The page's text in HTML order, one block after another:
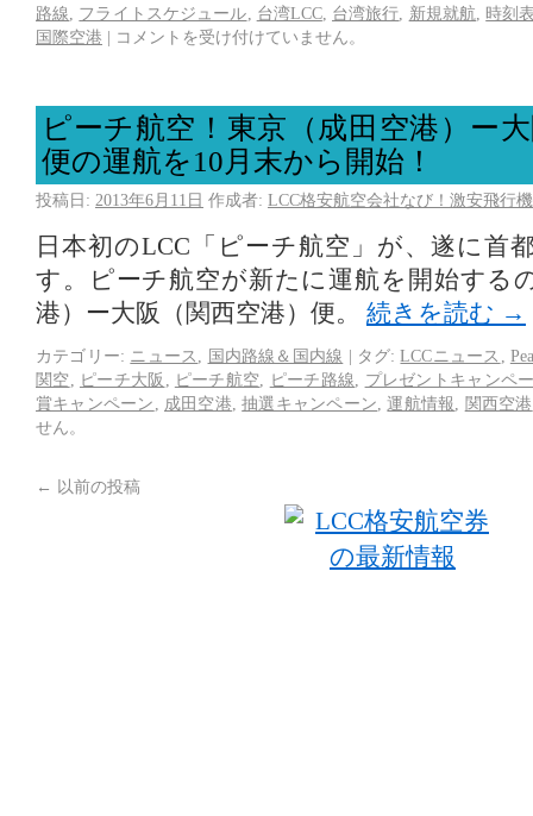
路線
フライトスケジュール 台湾LCC, 台湾旅行 新規就航
時刻
国際空港 | コメントを受け付けていません。
ピーチ航空！東京（成田空港）ー
便の運航を10月末から開始！
投稿日: 2013年6月11日 作成者: LCC格安航空会社なび！激安飛行
日本初のLCC「ピーチ航空」が、遂に首
す。ピーチ航空が新たに運航を開始する
港）ー大阪（関西空港）便。 続きを読む →
カテゴリー: ニュース 国内路線＆国内線 | タグ: LCCニュース
関空
ピーチ大阪 ピーチ航空 ピーチ路線
プレゼントキャンペ
賞キャンペーン
成田空港 ,抽選キャンペーン ,運航情報
関西空港
せん。
← 以前の投稿